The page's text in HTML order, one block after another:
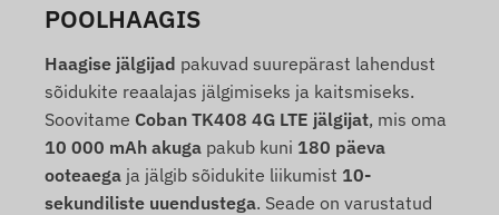
POOLHAAGIS
Haagise jälgijad pakuvad suurepärast lahendust
sõidukite reaalajas jälgimiseks ja kaitsmiseks.
Soovitame Coban TK408 4G LTE jälgijat, mis oma
10 000 mAh akuga pakub kuni 180 päeva
ooteaega ja jälgib sõidukite liikumist 10-
sekundiliste uuendustega. Seade on varustatud